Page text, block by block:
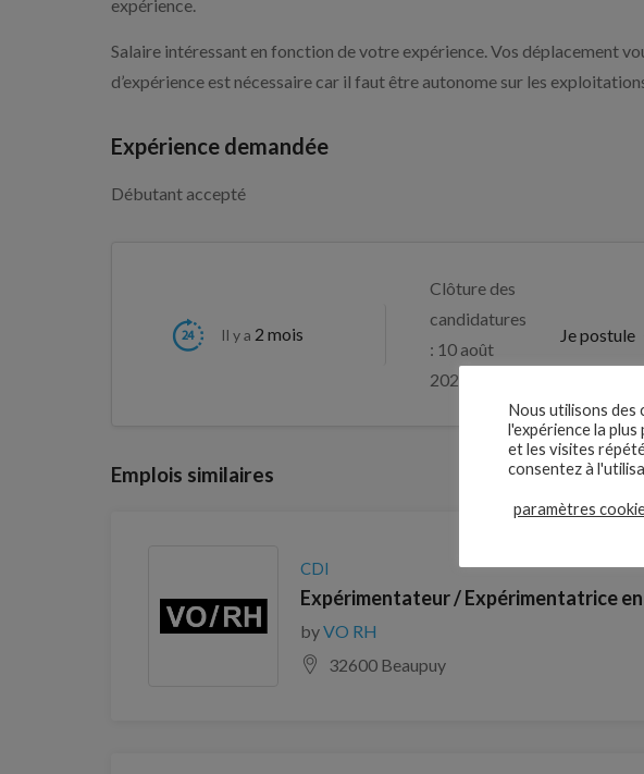
expérience.
Salaire intéressant en fonction de votre expérience. Vos déplacement
d’expérience est nécessaire car il faut être autonome sur les
Expérience demandée
Débutant accepté
Il y a 2 mois
Clôture des
candidatures
: 10 août
2026
Je postule
Emplois similaires
CDI
Expérimentateur / Expérimentatrice
byVO RH
32600 Beaupuy
Nous utilisons
l'expérience la
et les visites
consentez à
paramètres